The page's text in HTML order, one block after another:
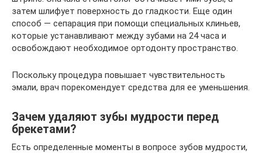
затем шлифует поверхность до гладкости. Еще один
способ — сепарация при помощи специальных клиньев,
которые устанавливают между зубами на 24 часа и
освобождают необходимое ортодонту пространство.
Поскольку процедура повышает чувствительность
эмали, врач порекомендует средства для ее уменьшения.
Зачем удаляют зубы мудрости перед
брекетами?
Есть определенные моменты в вопросе зубов мудрости,